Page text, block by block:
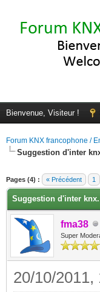
Bienvenue, Visiteur !
Forum KNX francophone /
Suggestion d'inter
Pages (4) : « Précédent 1
Suggestion d'inter
fma38
Super
20/10/2011,